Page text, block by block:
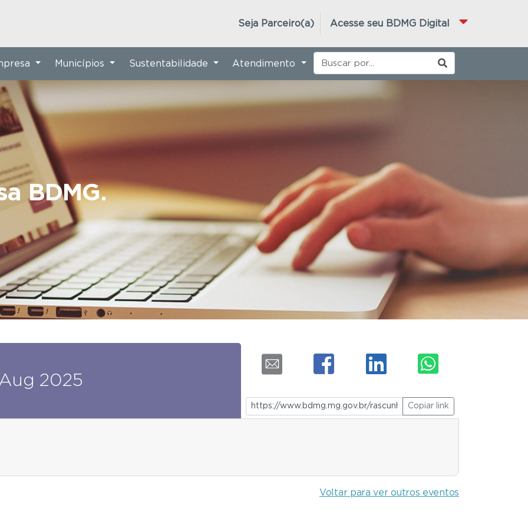
Acesse seu BDMG Digital
Seja Parceiro(a)
BDMG.
Municípios Sustentabilidade Atendimento
2025
Copiar link
Voltar para ver outros eventos